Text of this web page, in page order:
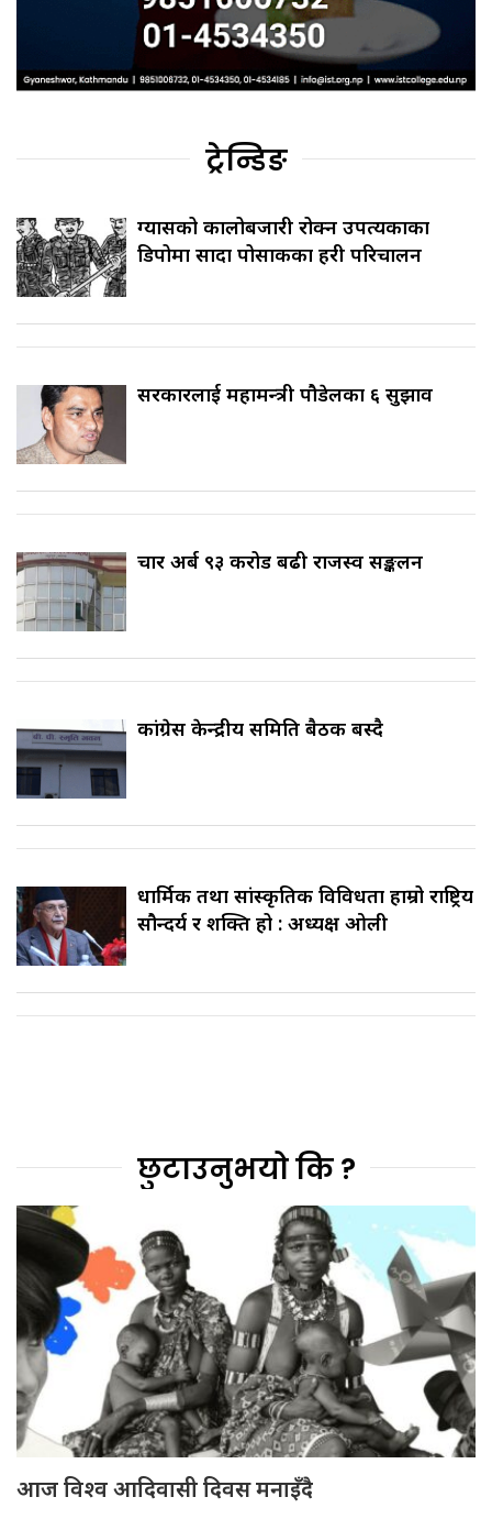
ट्रेन्डिङ
ग्यासको कालोबजारी रोक्न उपत्यकाका
डिपोमा सादा पोसाकका प्रहरी परिचालन
सरकारलाई महामन्त्री पौडेलका ६ सुझाव
चार अर्ब ९३ करोड बढी राजस्व सङ्कलन
कांग्रेस केन्द्रीय समिति बैठक बस्दै
धार्मिक तथा सांस्कृतिक विविधता हाम्रो राष्ट्रिय
सौन्दर्य र शक्ति हो : अध्यक्ष ओली
छुटाउनुभयो कि ?
आज विश्व आदिवासी दिवस मनाइँदै